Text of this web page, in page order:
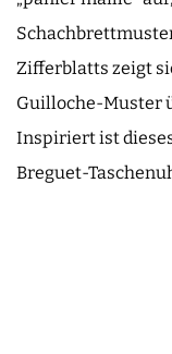
Zifferblatts zeigt
Guilloche-Muster
Inspiriert ist
Breguet-